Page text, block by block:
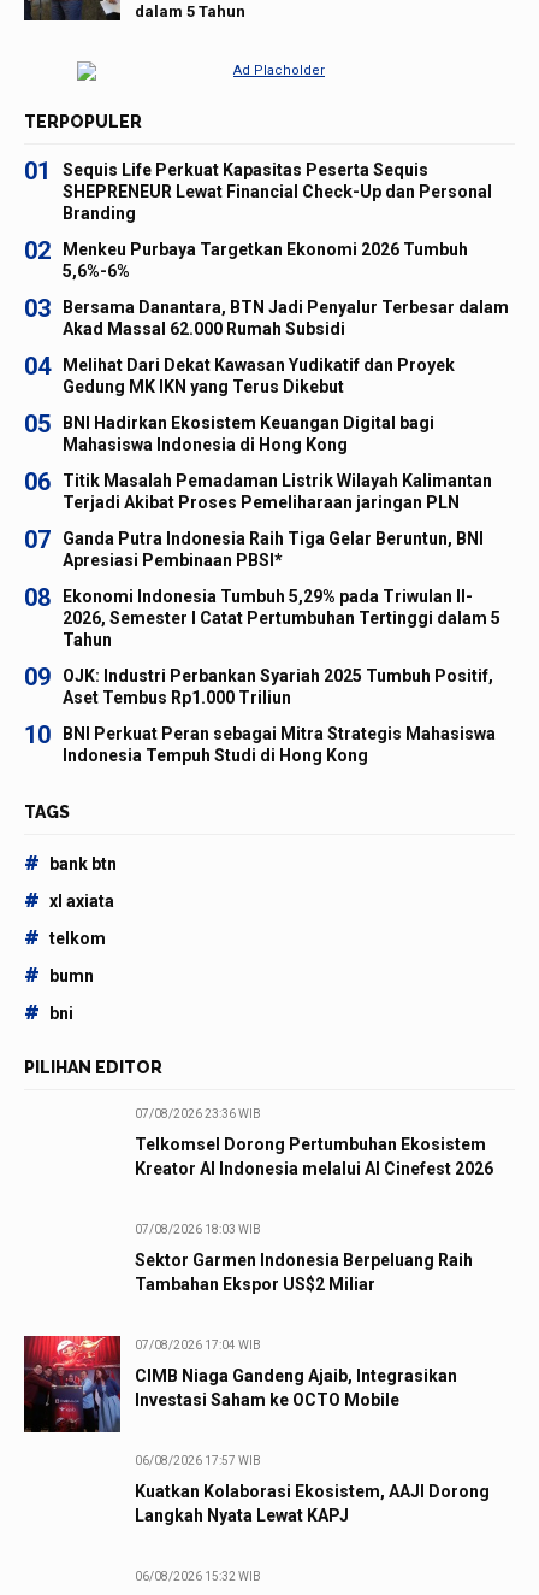
dalam 5 Tahun
TERPOPULER
01
Sequis Life Perkuat Kapasitas Peserta Sequis
SHEPRENEUR Lewat Financial Check-Up dan Personal
Branding
02
Menkeu Purbaya Targetkan Ekonomi 2026 Tumbuh
5,6%-6%
03
Bersama Danantara, BTN Jadi Penyalur Terbesar dalam
Akad Massal 62.000 Rumah Subsidi
04
Melihat Dari Dekat Kawasan Yudikatif dan Proyek
Gedung MK IKN yang Terus Dikebut
05
BNI Hadirkan Ekosistem Keuangan Digital bagi
Mahasiswa Indonesia di Hong Kong
06
Titik Masalah Pemadaman Listrik Wilayah Kalimantan
Terjadi Akibat Proses Pemeliharaan jaringan PLN
07
Ganda Putra Indonesia Raih Tiga Gelar Beruntun, BNI
Apresiasi Pembinaan PBSI*
08
Ekonomi Indonesia Tumbuh 5,29% pada Triwulan II-
2026, Semester I Catat Pertumbuhan Tertinggi dalam 5
Tahun
09
OJK: Industri Perbankan Syariah 2025 Tumbuh Positif,
Aset Tembus Rp1.000 Triliun
10
BNI Perkuat Peran sebagai Mitra Strategis Mahasiswa
Indonesia Tempuh Studi di Hong Kong
TAGS
# bank btn
# xl axiata
# telkom
# bumn
# bni
PILIHAN EDITOR
07/08/2026 23:36 WIB
Telkomsel Dorong Pertumbuhan Ekosistem
Kreator AI Indonesia melalui AI Cinefest 2026
07/08/2026 18:03 WIB
Sektor Garmen Indonesia Berpeluang Raih
Tambahan Ekspor US$2 Miliar
07/08/2026 17:04 WIB
CIMB Niaga Gandeng Ajaib, Integrasikan
Investasi Saham ke OCTO Mobile
06/08/2026 17:57 WIB
Kuatkan Kolaborasi Ekosistem, AAJI Dorong
Langkah Nyata Lewat KAPJ
06/08/2026 15:32 WIB